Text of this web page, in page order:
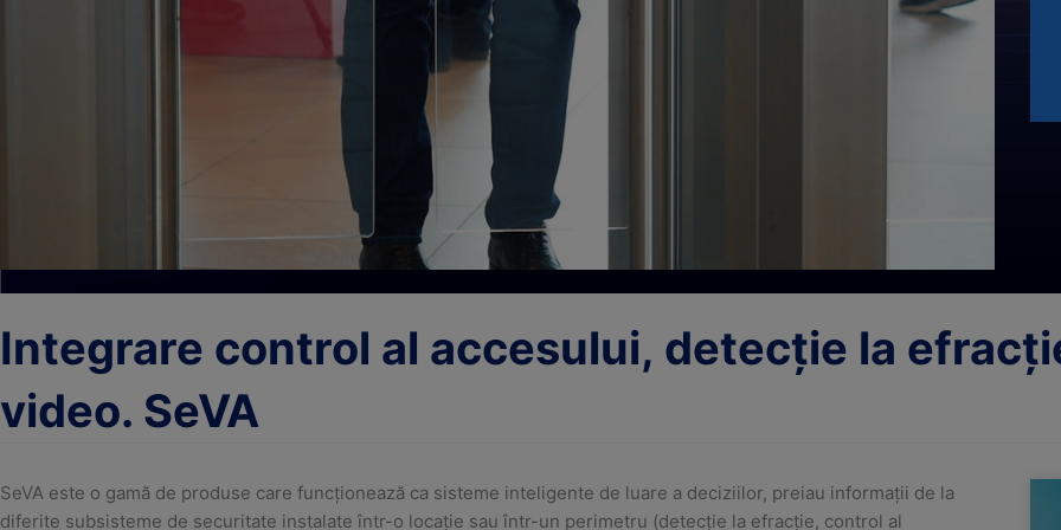
Solicitați
ofertă
SERVICIILE
NOASTRE
PRODUSELE
NOASTRE
Integrare control al accesului, detecție la
video. SeVA
SeVA este o gamă de produse care funcționează ca sisteme inteligente de luare a deciziilor, preiau informații de la
diferite subsisteme de securitate instalate într-o locație sau într-un perimetru (detecție la efracție, control al